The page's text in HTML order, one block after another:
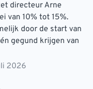
directeur Arne
van 10% tot 15%.
door de start van
gegund krijgen van
2026